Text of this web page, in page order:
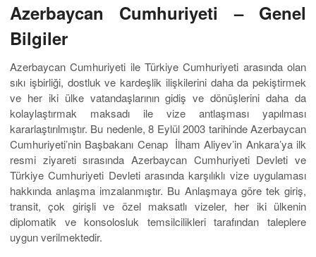
Azerbaycan Cumhuriyeti – Genel
Bilgiler
Azerbaycan Cumhuriyeti ile Türkiye Cumhuriyeti arasında olan
sıkı işbirliği, dostluk ve kardeşlik ilişkilerini daha da pekiştirmek
ve her iki ülke vatandaşlarının gidiş ve dönüşlerini daha da
kolaylaştırmak maksadı ile vize antlaşması yapılması
kararlaştırılmıştır. Bu nedenle, 8 Eylül 2003 tarihinde Azerbaycan
Cumhuriyeti’nin Başbakanı Cenap İlham Aliyev’in Ankara’ya ilk
resmi ziyareti sırasında Azerbaycan Cumhuriyeti Devleti ve
Türkiye Cumhuriyeti Devleti arasında karşılıklı vize uygulaması
hakkında anlaşma imzalanmıştır. Bu Anlaşmaya göre tek giriş,
transit, çok girişli ve özel maksatlı vizeler, her iki ülkenin
diplomatik ve konsolosluk temsilcilikleri tarafından taleplere
uygun verilmektedir.